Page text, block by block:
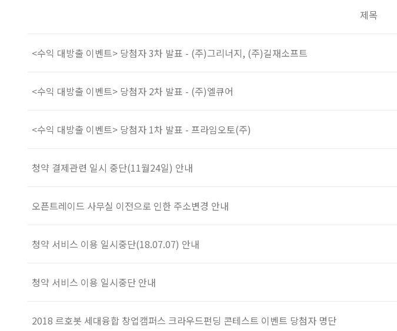
제목
<수익 대방출 이벤트> 당첨자 3차 발표 - (주)그리너지, (주)길재소프트
<수익 대방출 이벤트> 당첨자 2차 발표 - (주)엘큐어
<수익 대방출 이벤트> 당첨자 1차 발표 - 프라임오토(주)
청약 결제관련 일시 중단(11월24일) 안내
오픈트레이드 사무실 이전으로 인한 주소변경 안내
청약 서비스 이용 일시중단(18.07.07) 안내
청약 서비스 이용 일시중단 안내
2018 르호봇 세대융합 창업캠퍼스 크라우드펀딩 콘테스트 이벤트 당첨자 명단